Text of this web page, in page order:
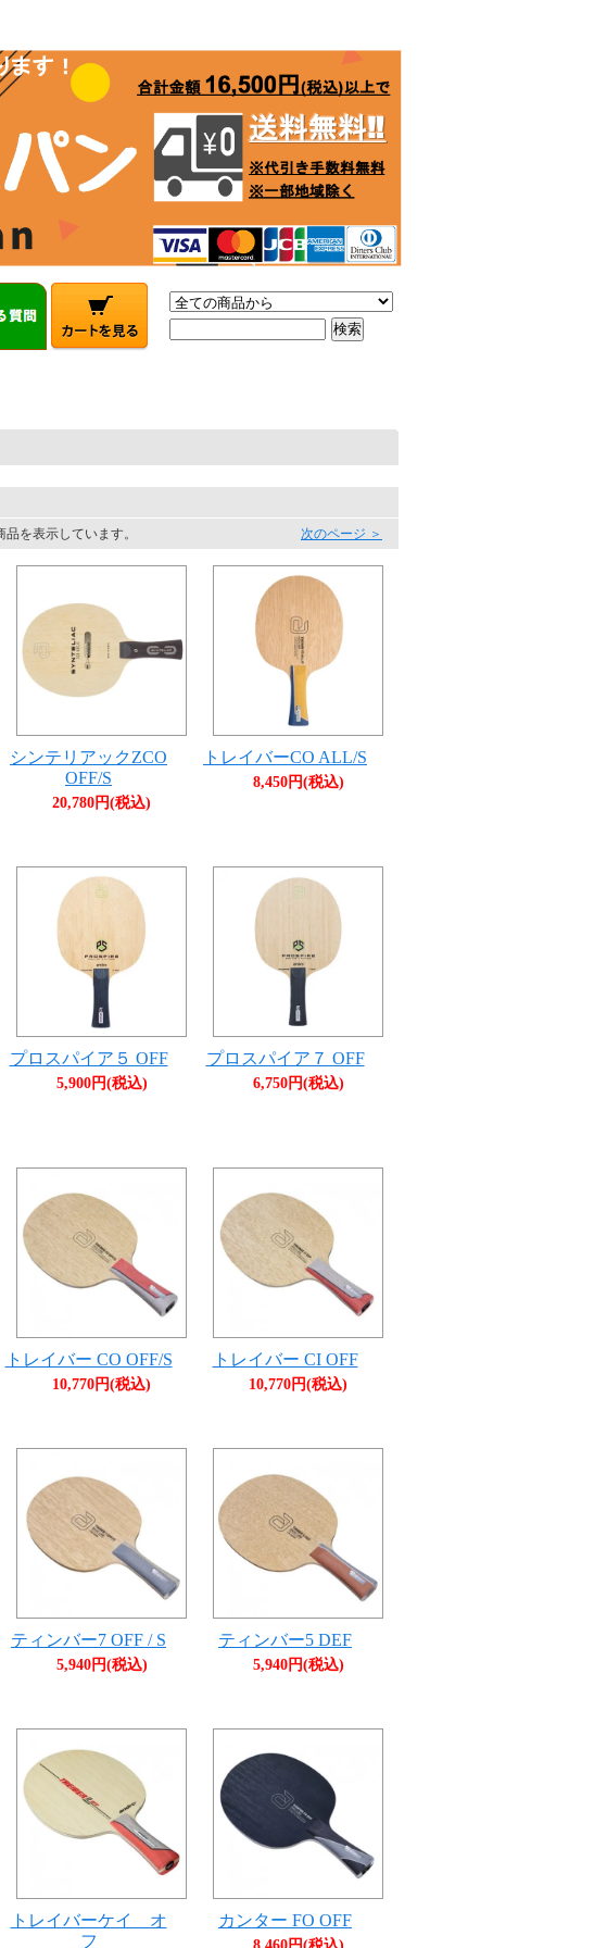
を表示しています。 次のページ ＞
シンテリアックZCO
OFF/S
20,780円(税込)
トレイバーCO ALL/S
8,450円(税込)
プロスパイア５ OFF
5,900円(税込)
プロスパイア７ OFF
6,750円(税込)
トレイバー CO OFF/S
10,770円(税込)
トレイバー CI OFF
10,770円(税込)
ティンバー7 OFF / S
5,940円(税込)
ティンバー5 DEF
5,940円(税込)
トレイバーケイ オ
フ
カンター FO OFF